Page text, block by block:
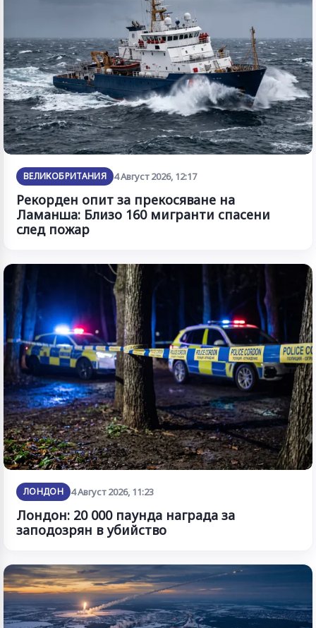
ВЕЛИКОБРИТАНИЯ 4 Август 2026, 12:17
Рекорден опит за прекосяване на
Ламанша: Близо 160 мигранти спасени
след пожар
ЛОНДОН 4 Август 2026, 11:23
Лондон: 20 000 паунда награда за
заподозрян в убийство